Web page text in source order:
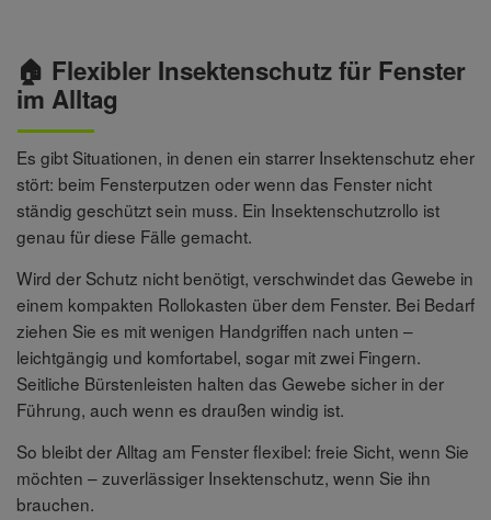
🏠 Flexibler Insektenschutz für Fenster
im Alltag
Es gibt Situationen, in denen ein starrer Insektenschutz eher
stört: beim Fensterputzen oder wenn das Fenster nicht
ständig geschützt sein muss. Ein Insektenschutzrollo ist
genau für diese Fälle gemacht.
Wird der Schutz nicht benötigt, verschwindet das Gewebe in
einem kompakten Rollokasten über dem Fenster. Bei Bedarf
ziehen Sie es mit wenigen Handgriffen nach unten –
leichtgängig und komfortabel, sogar mit zwei Fingern.
Seitliche Bürstenleisten halten das Gewebe sicher in der
Führung, auch wenn es draußen windig ist.
So bleibt der Alltag am Fenster flexibel: freie Sicht, wenn Sie
möchten – zuverlässiger Insektenschutz, wenn Sie ihn
brauchen.